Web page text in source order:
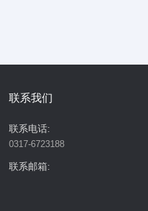
联系我们
联系电话:
0317-6723188
联系邮箱: